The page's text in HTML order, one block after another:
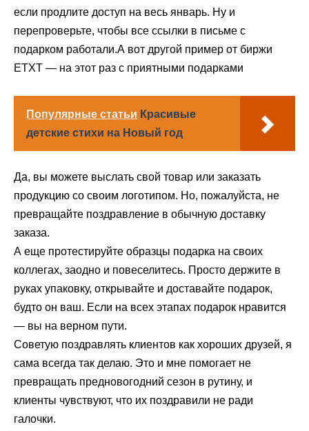
если продлите доступ на весь январь. Ну и
перепроверьте, чтобы все ссылки в письме с
подарком работали.А вот другой пример от биржи
ETXT — на этот раз с приятными подарками
Популярные статьи Красивые
детские стихи на Новый год
Да, вы можете выслать свой товар или заказать
продукцию со своим логотипом. Но, пожалуйста, не
превращайте поздравление в обычную доставку
заказа.
А еще протестируйте образцы подарка на своих
коллегах, заодно и повеселитесь. Просто держите в
руках упаковку, открывайте и доставайте подарок,
будто он ваш. Если на всех этапах подарок нравится
— вы на верном пути.
Советую поздравлять клиентов как хороших друзей, я
сама всегда так делаю. Это и мне помогает не
превращать предновогодний сезон в рутину, и
клиенты чувствуют, что их поздравили не ради
галочки.